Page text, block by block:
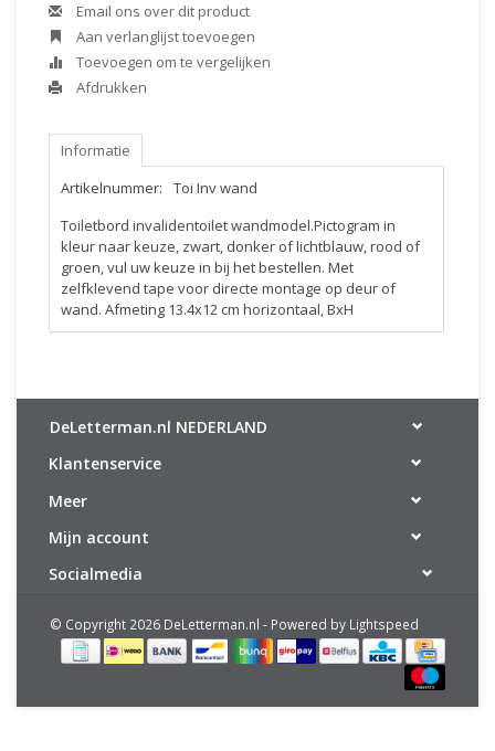
Email ons over dit product
Aan verlanglijst toevoegen
Toevoegen om te vergelijken
Afdrukken
Informatie
Artikelnummer:
Toi Inv wand
Toiletbord invalidentoilet wandmodel.Pictogram in
kleur naar keuze, zwart, donker of lichtblauw, rood of
groen, vul uw keuze in bij het bestellen. Met
zelfklevend tape voor directe montage op deur of
wand. Afmeting 13.4x12 cm horizontaal, BxH
DeLetterman.nl NEDERLAND
Klantenservice
Meer
Mijn account
Socialmedia
© Copyright 2026 DeLetterman.nl - Powered by Lightspeed